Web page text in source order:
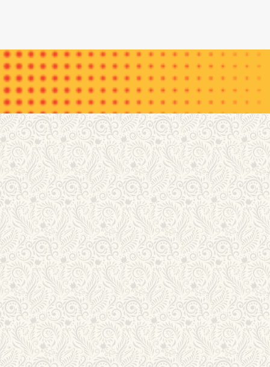
Profil Redaksi
Kotak Surat
© Copyright 2015-2026 |Indonesia Trip News Hak Cipta & Merek Dilindungi.